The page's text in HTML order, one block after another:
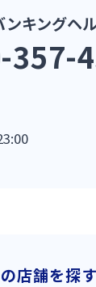
キングヘ
357-
店舗を探